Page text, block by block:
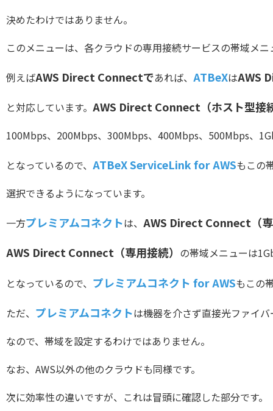
決めたわけではありません。
このメニューは、各クラウドの専用接続サービスの帯域メ
例えばAWS Direct Connectであれば、 ATBeXはAWS
と対応しています。 AWS Direct Connect（ホスト型接
100Mbps、200Mbps、300Mbps、400Mbps、500Mbps、
となっているので、 ATBeX ServiceLink for AWSもこの
選択できるようになっています。
一方プレミアムコネクトは、 AWS Direct Connect（
AWS Direct Connect（専用接続） の帯域メニューは
となっているので、 プレミアムコネクト for AWSもこの
ただ、 プレミアムコネクトは機器を介さず直接光ファイ
なので、帯域を設定するわけではありません。
なお、AWS以外の他のクラウドも同様です。
次に効率性の違いですが、これは冒頭に確認した部分です。